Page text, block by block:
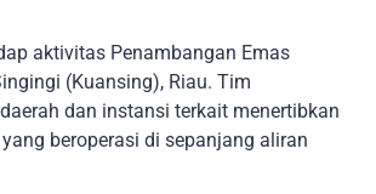
aktivitas Penambangan Emas
(Kuansing), Riau. Tim
dan instansi terkait menertibkan
beroperasi di sepanjang aliran